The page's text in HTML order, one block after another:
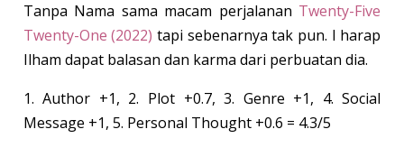
Tanpa Nama sama macam perjalanan Twenty-Five
Twenty-One (2022) tapi sebenarnya tak pun. I harap
Ilham dapat balasan dan karma dari perbuatan dia.
1. Author +1, 2. Plot +0.7, 3. Genre +1, 4. Social
Message +1, 5. Personal Thought +0.6 = 4.3/5